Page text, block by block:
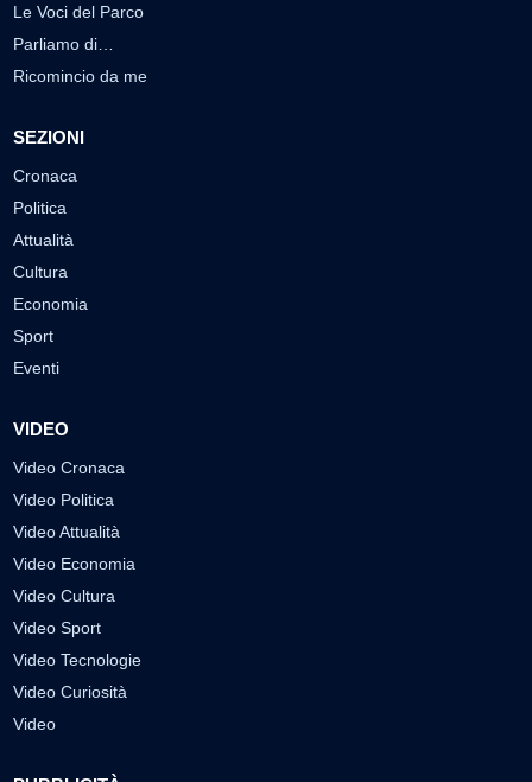
Le Voci del Parco
Parliamo di…
Ricomincio da me
SEZIONI
Cronaca
Politica
Attualità
Cultura
Economia
Sport
Eventi
VIDEO
Video Cronaca
Video Politica
Video Attualità
Video Economia
Video Cultura
Video Sport
Video Tecnologie
Video Curiosità
Video